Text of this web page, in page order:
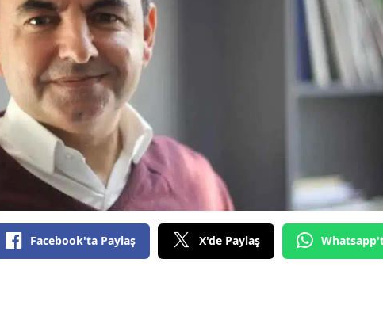
Facebook'ta Paylaş X'de Paylaş